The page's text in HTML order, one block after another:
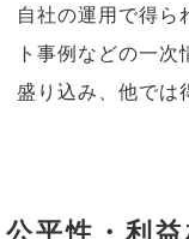
自社の運用で得ら
ト事例などの一
盛り込み、他では